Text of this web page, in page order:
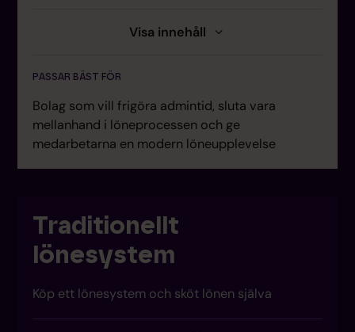
Visa innehåll
Allt-i-ett: lön, utlägg, traktament,
Löneprocessen är öppen hela månaden
Alla arbetar direkt i systemet
Lönespecialist ingår och kvalitetssäkrar
Fast månadskostnad per anställd
Flexibel paketering. Gör en del själv, eller
låt oss göra jobbet
NACKDELAR
Stödjer inte samtliga kollektivavtal
PASSAR BÄST FÖR
Bolag som vill frigöra admintid, sluta vara
mellanhand i löneprocessen och ge
medarbetarna en modern löneupplevelse
Traditionellt
lönesystem
Köp ett lönesystem och sköt lönen själva